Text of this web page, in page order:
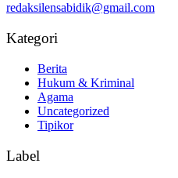
redaksilensabidik@gmail.com
Kategori
Berita
Hukum & Kriminal
Agama
Uncategorized
Tipikor
Label